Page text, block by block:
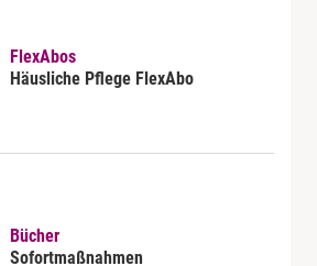
FlexAbos
Häusliche Pflege FlexAbo
Bücher
Sofortmaßnahmen